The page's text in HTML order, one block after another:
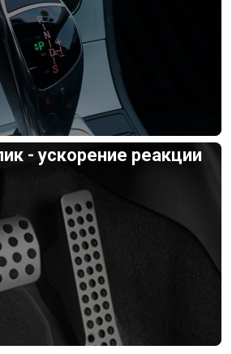
- ускорение реакции